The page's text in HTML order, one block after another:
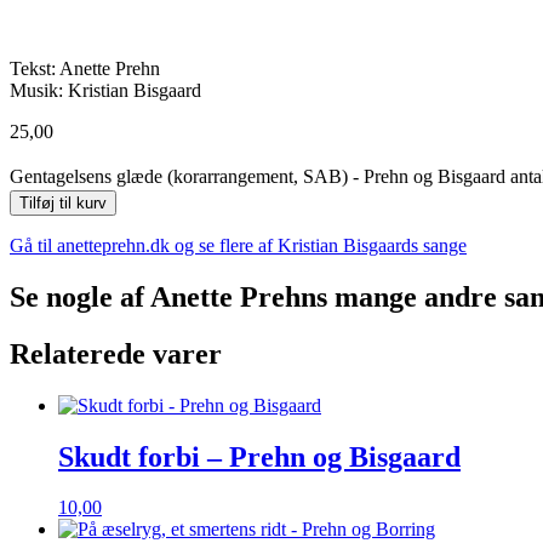
Tekst: Anette Prehn
Musik: Kristian Bisgaard
25,00
Gentagelsens glæde (korarrangement, SAB) - Prehn og Bisgaard
Tilføj til kurv
Gå til anetteprehn.dk og se flere af Kristian Bisgaards sange
Se nogle af Anette Prehns mange andre
Relaterede varer
Skudt forbi – Prehn og Bisgaard
10,00